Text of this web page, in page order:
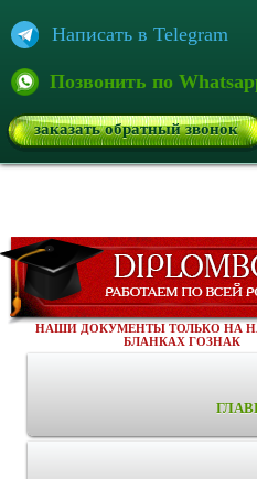
Написать в Telegram
Позвонить по
заказать обратный звонок
НАШИ ДОКУМЕНТЫ ТОЛЬКО НА
БЛАНКАХ ГОЗНАК